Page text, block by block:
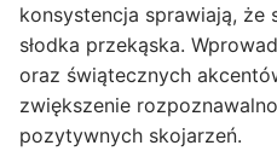
konsystencja sprawiają, że
słodka przekąska.
oraz świątecznych
zwiększenie
pozytywnych skojarzeń.